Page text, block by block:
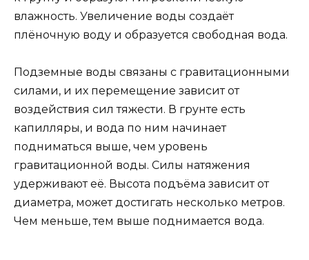
влажность. Увеличение воды создаёт
плёночную воду и образуется свободная вода.
Подземные воды связаны с гравитационными
силами, и их перемещение зависит от
воздействия сил тяжести. В грунте есть
капилляры, и вода по ним начинает
подниматься выше, чем уровень
гравитационной воды. Силы натяжения
удерживают её. Высота подъёма зависит от
диаметра, может достигать несколько метров.
Чем меньше, тем выше поднимается вода.